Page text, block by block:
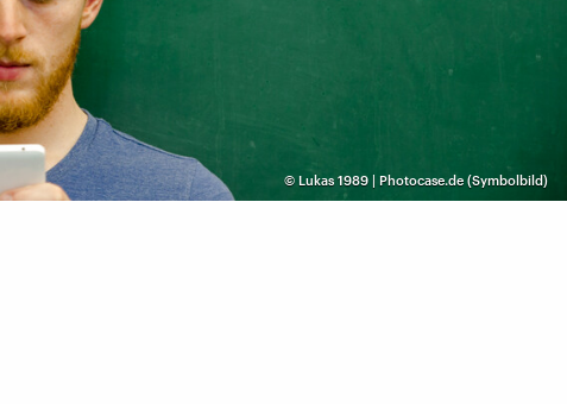
© Lukas 1989 | Photocase.de (Symbolbild)